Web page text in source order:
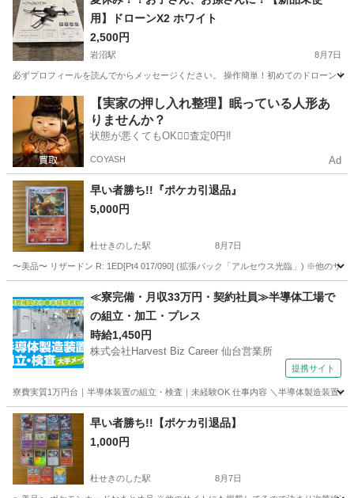
用】ドローンX2 ホワイト
2,500円
岩沼駅 8月7日
必ずプロフィールを読んでからメッセージください。 操作簡単！初めてのドローン
宮城 岩沼市 岩沼駅 ラジコン
【実家の押し入れ整理】眠っている人形あ
りませんか？
状態が悪くてもOK🙆‍♀️査定0円‼️
COYASH Ad
早い者勝ち!!『ポケカ引退品』
5,000円
杜せきのした駅 8月7日
〜美品〜 リザードン R: 1ED[Pt4 017/090] (拡張パック「アルセウス光臨」) ※他のサ
杜せきのした駅 カードゲーム ポケカ
≪寮完備・月収33万円・契約社員≫半導体工場で
の組立・加工・プレス
時給1,450円
株式会社Harvest Biz Career 仙台営業所
提携サイト
寮費実質1万円台｜半導体装置の組立・検査｜未経験OK 仕事内容 ＼半導体製造装置
宮城 その他
早い者勝ち!!【ポケカ引退品】
1,000円
杜せきのした駅 8月7日